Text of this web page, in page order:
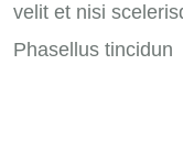
velit et nisi
Phasellus tincidun